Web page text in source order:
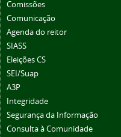
Comissões
Comunicação
Agenda do reitor
SIASS
Eleições CS
SEI/Suap
A3P
Integridade
Segurança da Informação
Consulta à Comunidade